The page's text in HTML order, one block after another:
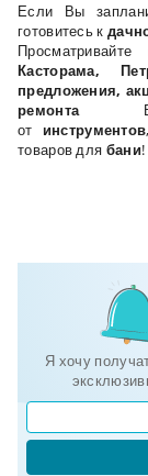
Если Вы
готовитесь к
Касторама,
предложения,
ремонтаВы
от инструментов
товаров для бани!
Я хочу